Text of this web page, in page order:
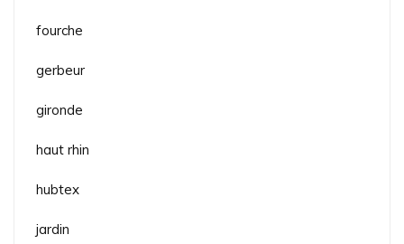
fourche
gerbeur
gironde
haut rhin
hubtex
jardin